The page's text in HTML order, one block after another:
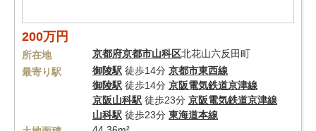
200万円
所在地 京都府京都市山科区北花山六反田町
最寄り駅
御陵駅 徒歩14分 京都市東西線
御陵駅 徒歩14分 京阪電気鉄道京津線
京阪山科駅 徒歩23分 京阪電気鉄道京津線
山科駅 徒歩23分 東海道本線